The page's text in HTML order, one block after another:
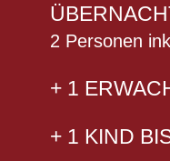
2 Personen
+ 1
+ 1 KIND